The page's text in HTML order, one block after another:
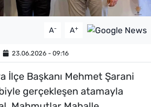
A- A+
23.06.2026 - 09:16
İlçe Başkanı Mehmet Şarani
gerçekleşen atamayla